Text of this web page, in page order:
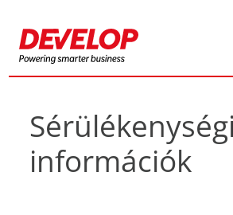
Sérülékenységi
információk